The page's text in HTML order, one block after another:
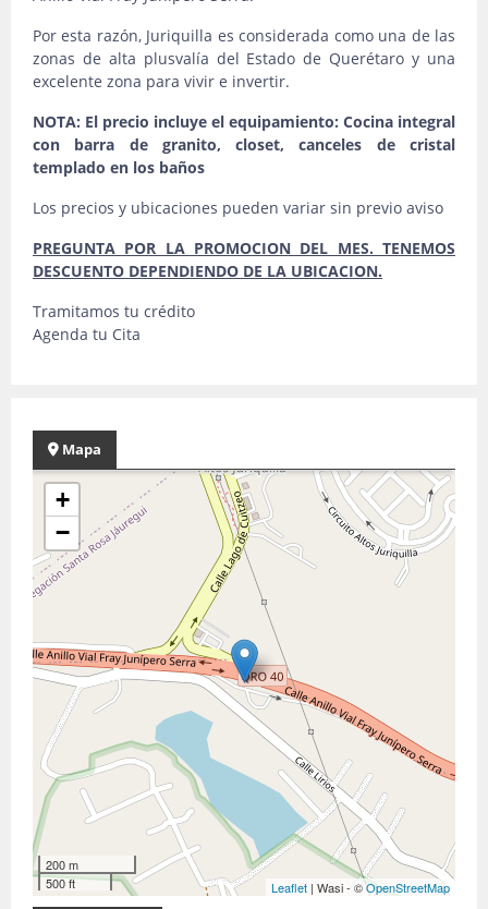
Por esta razón, Juriquilla es considerada como una de las
zonas de alta plusvalía del Estado de Querétaro y una
excelente zona para vivir e invertir.
NOTA: El precio incluye el equipamiento: Cocina integral
con barra de granito, closet, canceles de cristal
templado en los baños
Los precios y ubicaciones pueden variar sin previo aviso
PREGUNTA POR LA PROMOCION DEL MES. TENEMOS
DESCUENTO DEPENDIENDO DE LA UBICACION.
Tramitamos tu crédito
Agenda tu Cita
Mapa
+
−
200 m
500 ft
Leaflet | Wasi - ©OpenStreetMap